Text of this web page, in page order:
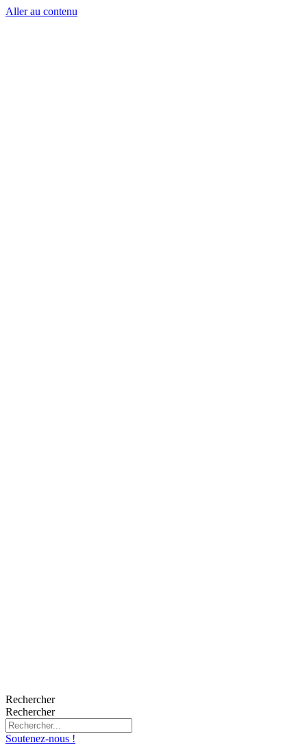
Aller au contenu
Rechercher
Rechercher
Soutenez-nous !